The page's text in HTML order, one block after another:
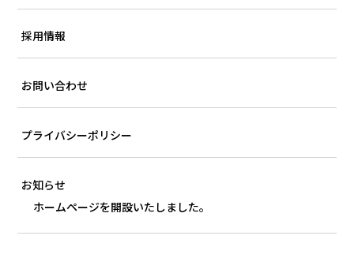
採用情報
お問い合わせ
プライバシーポリシー
お知らせ
ホームページを開設いたしました。